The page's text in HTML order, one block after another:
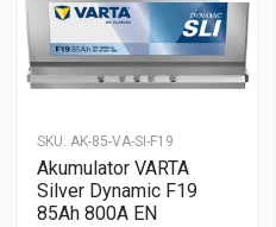
SKU: AK-85-VA-SI-F19
Akumulator VARTA
Silver Dynamic F19
85Ah 800A EN